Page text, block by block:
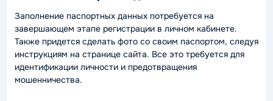
Заполнение паспортных данных потребуется на
завершающем этапе регистрации в личном кабинете.
Также придется сделать фото со своим паспортом, следуя
инструкциям на странице сайта. Все это требуется для
идентификации личности и предотвращения
мошенничества.